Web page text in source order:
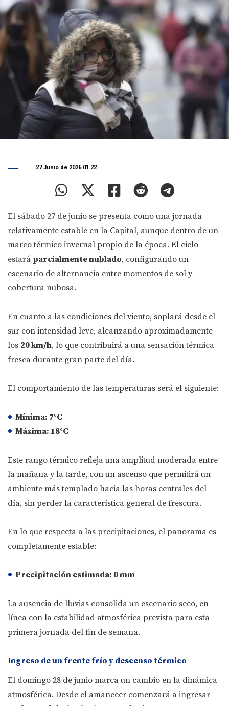
27 Junio de 2026 01.22
El sábado 27 de junio se presenta como una jornada
relativamente estable en la Capital, aunque dentro de un
marco térmico invernal propio de la época. El cielo
estará parcialmente nublado, configurando un
escenario de alternancia entre momentos de sol y
cobertura nubosa.
En cuanto a las condiciones del viento, soplará desde el
sur con intensidad leve, alcanzando aproximadamente
los 20 km/h, lo que contribuirá a una sensación térmica
fresca durante gran parte del día.
El comportamiento de las temperaturas será el siguiente:
Mínima: 7°C
Máxima: 18°C
Este rango térmico refleja una amplitud moderada entre
la mañana y la tarde, con un ascenso que permitirá un
ambiente más templado hacia las horas centrales del
día, sin perder la característica general de frescura.
En lo que respecta a las precipitaciones, el panorama es
completamente estable:
Precipitación estimada: 0 mm
La ausencia de lluvias consolida un escenario seco, en
línea con la estabilidad atmosférica prevista para esta
primera jornada del fin de semana.
Ingreso de un frente frío y descenso térmico
El domingo 28 de junio marca un cambio en la dinámica
atmosférica. Desde el amanecer comenzará a ingresar